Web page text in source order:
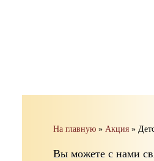
На главную » Акция »
Вы можете с нами